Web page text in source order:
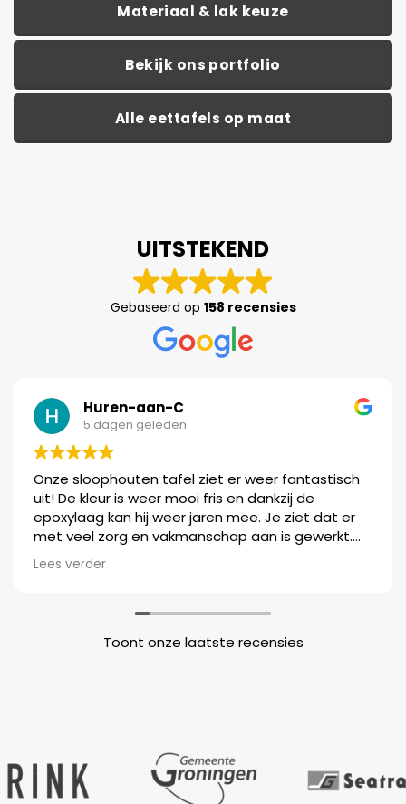
Materiaal & lak keuze
Bekijk ons portfolio
Alle eettafels op maat
UITSTEKEND
Gebaseerd op 158 recensies
Huren-aan-C
5 dagen geleden
Onze sloophouten tafel ziet er weer fantastisch
uit! De kleur is weer mooi fris en dankzij de
epoxylaag kan hij weer jaren mee. Je ziet dat er
met veel zorg en vakmanschap aan is gewerkt.
We zijn ontzettend blij met het resultaat. Heel erg
bedankt!!!
Lees verder
Toont onze laatste recensies